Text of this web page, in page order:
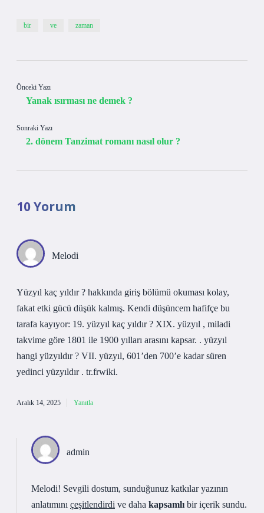
bir ve zaman
Önceki Yazı
Yanak ısırması ne demek ?
Sonraki Yazı
2. dönem Tanzimat romanı nasıl olur ?
10 Yorum
Melodi
Yüzyıl kaç yıldır ? hakkında giriş bölümü okuması kolay,
fakat etki gücü düşük kalmış. Kendi düşüncem hafifçe bu
tarafa kayıyor: 19. yüzyıl kaç yıldır ? XIX. yüzyıl , miladi
takvime göre 1801 ile 1900 yılları arasını kapsar. . yüzyıl
hangi yüzyıldır ? VII. yüzyıl, 601’den 700’e kadar süren
yedinci yüzyıldır . tr.frwiki.
Aralık 14, 2025 Yanıtla
admin
Melodi! Sevgili dostum, sunduğunuz katkılar yazının
anlatımını çeşitlendirdi ve daha kapsamlı bir içerik sundu.